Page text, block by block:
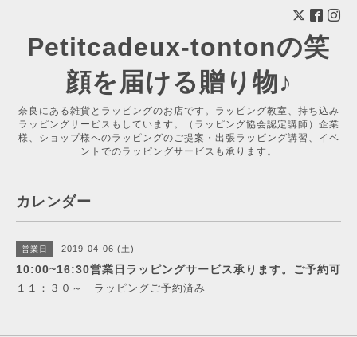
Petitcadeux-tontonの笑
顔を届ける贈り物♪
奈良にある雑貨とラッピングのお店です。ラッピング教室、持ち込み
ラッピングサービスもしています。（ラッピング協会認定講師）企業
様、ショップ様へのラッピングのご提案・出張ラッピング講習、イベ
ントでのラッピングサービスも承ります。
カレンダー
営業日 2019-04-06 (土)
10:00~16:30営業日ラッピングサービス承ります。ご予約可
１１：３０～ ラッピングご予約済み